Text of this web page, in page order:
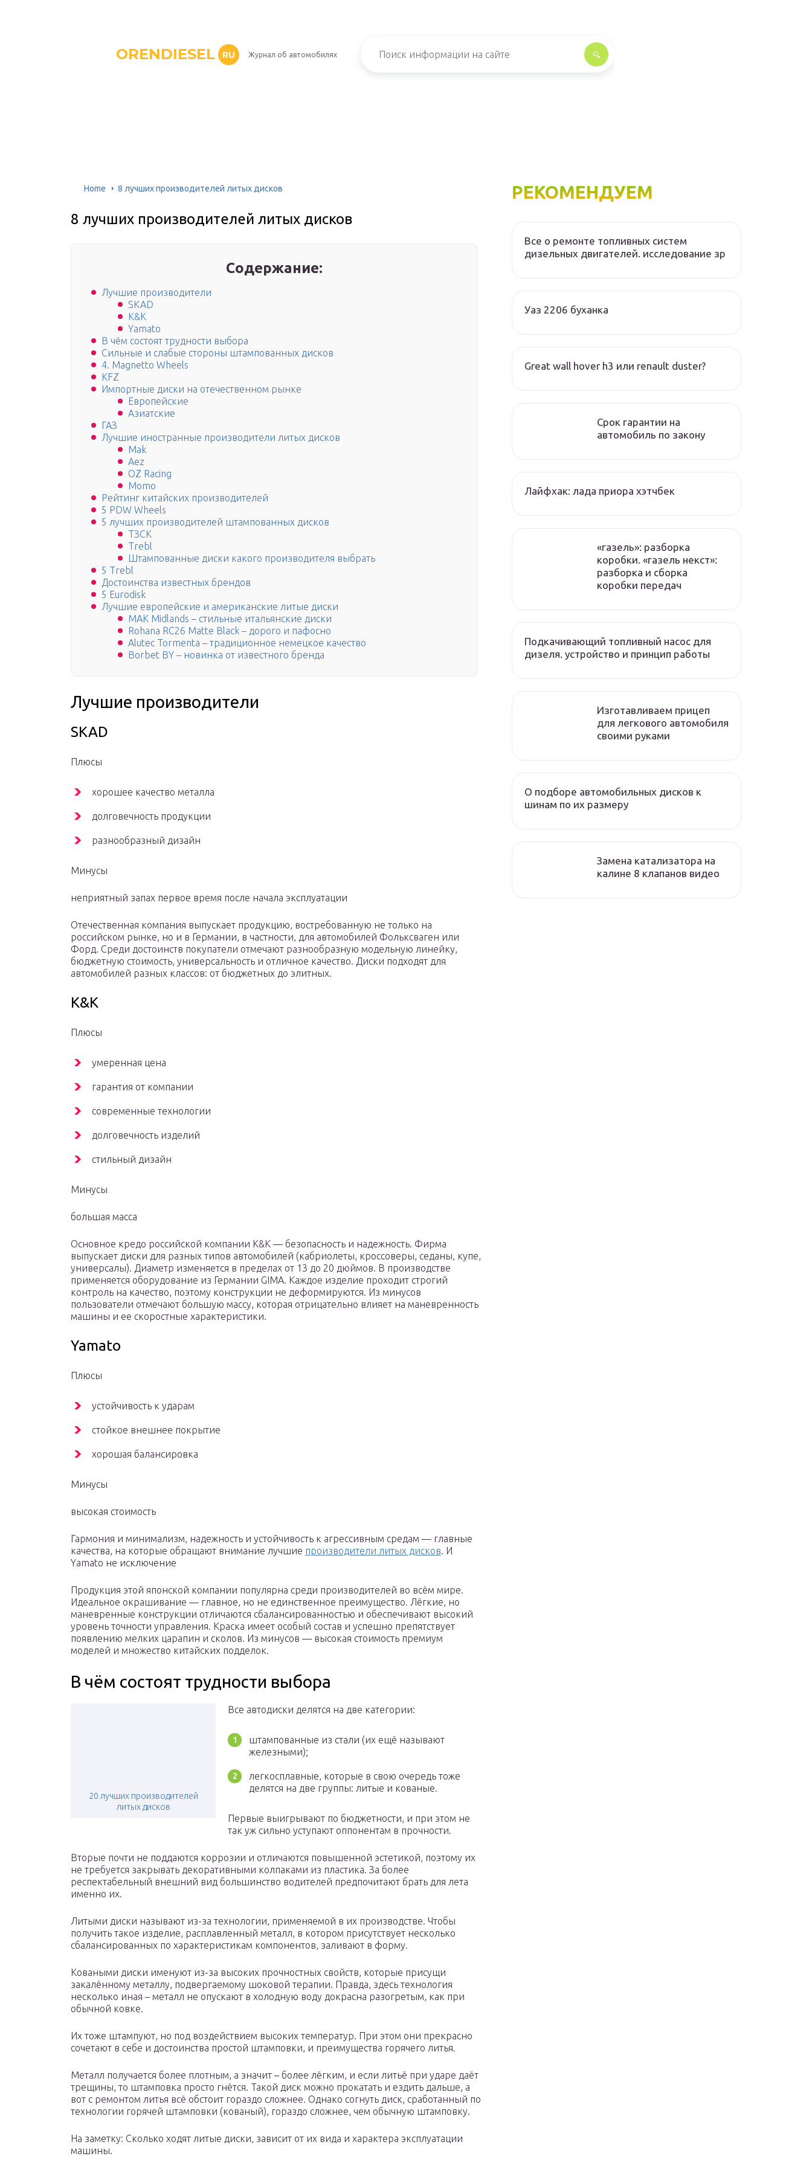
ORENDIESEL RU Журнал об автомобилях
Home 8 лучших производителей литых дисков
8 лучших производителей литых дисков
Содержание:
Лучшие производители
SKAD
K&K
Yamato
В чём состоят трудности выбора
Сильные и слабые стороны штампованных дисков
4. Magnetto Wheels
KFZ
Импортные диски на отечественном рынке
Европейские
Азиатские
ГАЗ
Лучшие иностранные производители литых дисков
Mak
Aez
OZ Racing
Momo
Рейтинг китайских производителей
5 PDW Wheels
5 лучших производителей штампованных дисков
ТЗСК
Trebl
Штампованные диски какого производителя выбрать
5 Trebl
Достоинства известных брендов
5 Eurodisk
Лучшие европейские и американские литые диски
MAK Midlands – стильные итальянские диски
Rohana RC26 Matte Black – дорого и пафосно
Alutec Tormenta – традиционное немецкое качество
Borbet BY – новинка от известного бренда
Лучшие производители
SKAD
Плюсы
хорошее качество металла
долговечность продукции
разнообразный дизайн
Минусы
неприятный запах первое время после начала эксплуатации
Отечественная компания выпускает продукцию, востребованную не только на
российском рынке, но и в Германии, в частности, для автомобилей Фольксваген или
Форд. Среди достоинств покупатели отмечают разнообразную модельную линейку,
бюджетную стоимость, универсальность и отличное качество. Диски подходят для
автомобилей разных классов: от бюджетных до элитных.
K&K
Плюсы
умеренная цена
гарантия от компании
современные технологии
долговечность изделий
стильный дизайн
Минусы
большая масса
Основное кредо российской компании K&K — безопасность и надежность. Фирма
выпускает диски для разных типов автомобилей (кабриолеты, кроссоверы, седаны, купе,
универсалы). Диаметр изменяется в пределах от 13 до 20 дюймов. В производстве
применяется оборудование из Германии GIMA. Каждое изделие проходит строгий
контроль на качество, поэтому конструкции не деформируются. Из минусов
пользователи отмечают большую массу, которая отрицательно влияет на маневренность
машины и ее скоростные характеристики.
Yamato
Плюсы
устойчивость к ударам
стойкое внешнее покрытие
хорошая балансировка
Минусы
высокая стоимость
Гармония и минимализм, надежность и устойчивость к агрессивным средам — главные
качества, на которые обращают внимание лучшие производители литых дисков. И
Yamato не исключение
Продукция этой японской компании популярна среди производителей во всём мире.
Идеальное окрашивание — главное, но не единственное преимущество. Лёгкие, но
маневренные конструкции отличаются сбалансированностью и обеспечивают высокий
уровень точности управления. Краска имеет особый состав и успешно препятствует
появлению мелких царапин и сколов. Из минусов — высокая стоимость премиум
моделей и множество китайских подделок.
В чём состоят трудности выбора
20 лучших производителей
литых дисков
Все автодиски делятся на две категории:
штампованные из стали (их ещё называют
железными);
легкосплавные, которые в свою очередь тоже
делятся на две группы: литые и кованые.
Первые выигрывают по бюджетности, и при этом не
так уж сильно уступают оппонентам в прочности.
Вторые почти не поддаются коррозии и отличаются повышенной эстетикой, поэтому их
не требуется закрывать декоративными колпаками из пластика. За более
респектабельный внешний вид большинство водителей предпочитают брать для лета
именно их.
Литыми диски называют из-за технологии, применяемой в их производстве. Чтобы
получить такое изделие, расплавленный металл, в котором присутствует несколько
сбалансированных по характеристикам компонентов, заливают в форму.
Коваными диски именуют из-за высоких прочностных свойств, которые присущи
закалённому металлу, подвергаемому шоковой терапии. Правда, здесь технология
несколько иная – металл не опускают в холодную воду докрасна разогретым, как при
обычной ковке.
Их тоже штампуют, но под воздействием высоких температур. При этом они прекрасно
сочетают в себе и достоинства простой штамповки, и преимущества горячего литья.
Металл получается более плотным, а значит – более лёгким, и если литьё при ударе даёт
трещины, то штамповка просто гнётся. Такой диск можно прокатать и ездить дальше, а
вот с ремонтом литья всё обстоит гораздо сложнее. Однако согнуть диск, сработанный по
технологии горячей штамповки (кованый), гораздо сложнее, чем обычную штамповку.
На заметку: Сколько ходят литые диски, зависит от их вида и характера эксплуатации
машины.
РЕКОМЕНДУЕМ
Все о ремонте топливных систем
дизельных двигателей. исследование зр
Уаз 2206 буханка
Great wall hover h3 или renault duster?
Срок гарантии на
автомобиль по закону
Лайфхак: лада приора хэтчбек
«газель»: разборка
коробки. «газель некст»:
разборка и сборка
коробки передач
Подкачивающий топливный насос для
дизеля. устройство и принцип работы
Изготавливаем прицеп
для легкового автомобиля
своими руками
О подборе автомобильных дисков к
шинам по их размеру
Замена катализатора на
калине 8 клапанов видео